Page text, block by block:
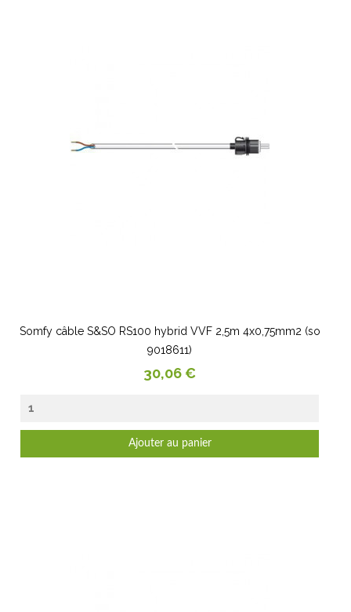
Somfy câble S&SO RS100 hybrid VVF 2,5m 4x0,75mm2 (so
9018611)
Prix
30,06 €
Ajouter au panier